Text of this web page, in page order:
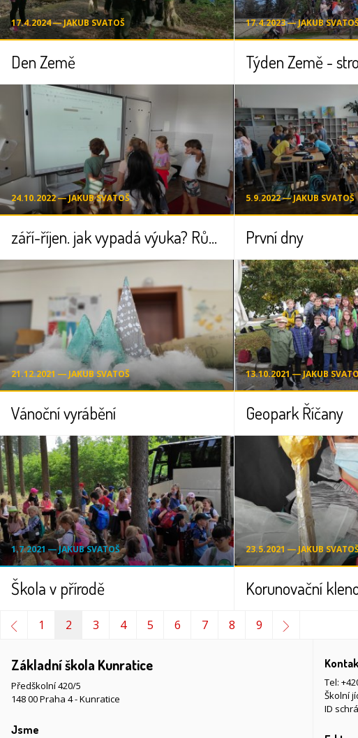
17.4.2024 ― JAKUB SVATOŠ
Den Země
17.4.2023 ― JAKUB
Týden Země -
24.10.2022 ― JAKUB SVATOŠ
září-říjen. jak vypadá výuka? Různě :)
5.9.2022 ― JAKUB SVATOŠ
První dny
21.12.2021 ― JAKUB SVATOŠ
Vánoční vyrábění
13.10.2021 ― JAKUB
Geopark Říčany
1.7.2021 ― JAKUB SVATOŠ
Škola v přírodě
23.5.2021 ― JAKUB
Korunovační
1 2 3 4 5 6 7 8 9
Základní škola Kunratice
Předškolní 420/5
148 00 Praha 4 - Kunratice
Jsme
Tel:
Školní
ID